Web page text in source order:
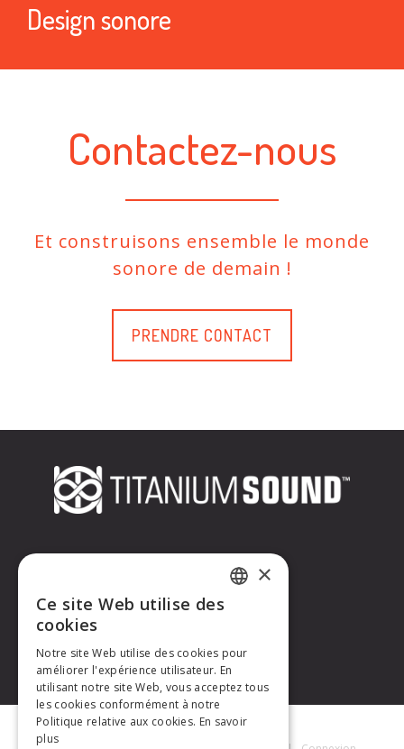
Design sonore
Contactez-nous
Et construisons ensemble le monde
sonore de demain !
PRENDRE CONTACT
CONTACTEZ-NOUS
Titanium Sound
Tél. : +33 (0)6 32 67 07 96
E-mail :contact@titaniumsound.fr
ENGLISH
×
Ce site Web utilise des
cookies
Notre site Web utilise des cookies pour
améliorer l'expérience utilisateur. En
utilisant notre site Web, vous acceptez tous
les cookies conformément à notre
Politique relative aux cookies. En savoir
plus